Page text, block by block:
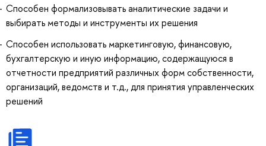
Способен формализовывать аналитические задачи и
выбирать методы и инструменты их решения
Способен использовать маркетинговую, финансовую,
бухгалтерскую и иную информацию, содержащуюся в
отчетности предприятий различных форм собственности,
организаций, ведомств и т.д., для принятия управленческих
решений